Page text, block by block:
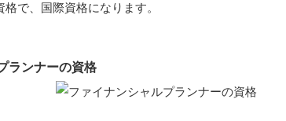
で、国際資格になります。
ランナーの資格